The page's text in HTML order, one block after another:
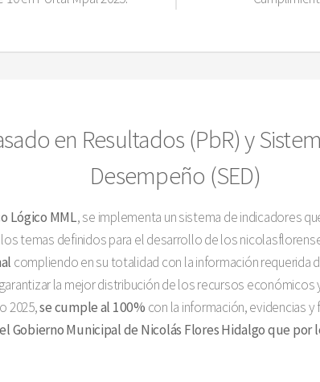
en Resultados (PbR) y
Desempeño (SED)
Lógico MML, se implementa un sistema de indicadores
temas definidos para el desarrollo de los
compliendo en su totalidad con la información requerida
la mejor distribución de los recursos económicos
2025,se cumple al 100% con la información, evidencias
Gobierno Municipal de Nicolás Flores Hidalgo que por